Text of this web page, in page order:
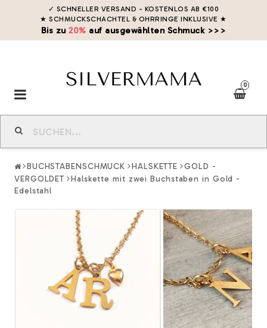
✓ SCHNELLER VERSAND - KOSTENLOS AB €100
★ SCHMUCKSCHACHTEL & OHRRINGE INKLUSIVE ★
Bis zu20% auf ausgewählten Schmuck >>>
0
Toggle
navigation
BUCHSTABENSCHMUCK HALSKETTE
GOLD -
VERGOLDET
Halskette mit zwei Buchstaben in Gold -
Edelstahl